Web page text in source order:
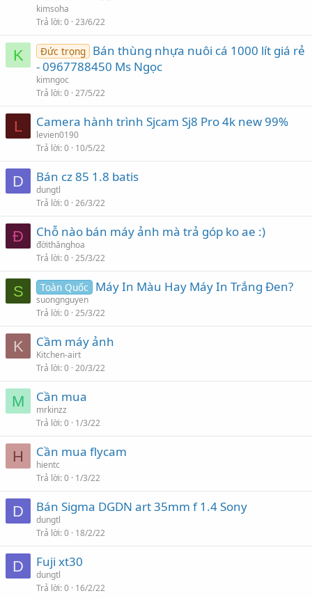
kimsoha
Trả lời 0 23/6/22
K Đức trọng Bán thùng nhựa nuôi cá 1000 lít giá rẻ
- 0967788450 Ms Ngọc
kimngoc
Trả lời 0 27/5/22
L Camera hành trình Sjcam Sj8 Pro 4k new 99%
levien0190
Trả lời 0 10/5/22
D Bán cz 85 1.8 batis
dungtl
Trả lời 0 26/3/22
Đ Chỗ nào bán máy ảnh mà trả góp ko ae :)
đờithănghoa
Trả lời 0 25/3/22
S Toàn Quốc Máy In Màu Hay Máy In Trắng Đen?
suongnguyen
Trả lời 0 25/3/22
K Cầm máy ảnh
Kitchen-airt
Trả lời 0 20/3/22
M Cần mua
mrkinzz
Trả lời 0 1/3/22
H Cần mua flycam
hientc
Trả lời 0 1/3/22
D Bán Sigma DGDN art 35mm f 1.4 Sony
dungtl
Trả lời 0 18/2/22
D Fuji xt30
dungtl
Trả lời 0 16/2/22